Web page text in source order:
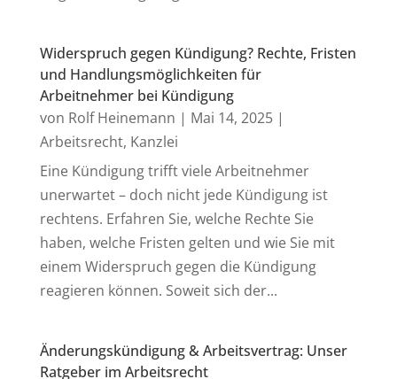
Widerspruch gegen Kündigung? Rechte, Fristen
und Handlungsmöglichkeiten für
Arbeitnehmer bei Kündigung
von Rolf Heinemann | Mai 14, 2025|
Arbeitsrecht, Kanzlei
Eine Kündigung trifft viele Arbeitnehmer
unerwartet – doch nicht jede Kündigung ist
rechtens. Erfahren Sie, welche Rechte Sie
haben, welche Fristen gelten und wie Sie mit
einem Widerspruch gegen die Kündigung
reagieren können. Soweit sich der...
Änderungskündigung & Arbeitsvertrag: Unser
Ratgeber im Arbeitsrecht